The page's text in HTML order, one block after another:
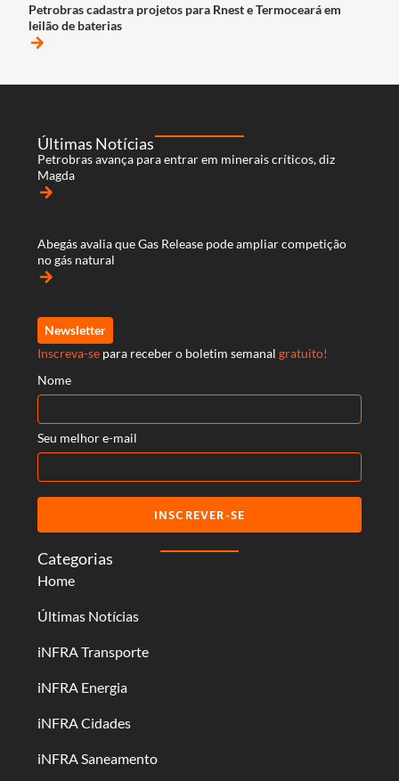
Petrobras cadastra projetos para Rnest e Termoceará em
leilão de baterias
arrow_forward
Categorias
Home
Últimas Notícias
iNFRA Transporte
iNFRA Energia
iNFRA Cidades
iNFRA Saneamento
Últimas Notícias
Petrobras avança para entrar em minerais críticos, diz
Magda
arrow_forward
Abegás avalia que Gas Release pode ampliar competição
no gás natural
arrow_forward
Newsletter
Inscreva-se para receber o boletim semanal gratuito!
Nome
Seu melhor e-mail
INSCREVER-SE